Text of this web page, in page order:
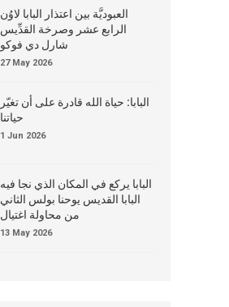
العبوديَّة بين اعتذار البابا لاوُن
الرابع عشر وصرخة القدِّيس
شارل دي فوكو
27 May 2026
البابا: حياة الله قادرة على أن تغيّر
حياتنا
1 Jun 2026
البابا يركع في المكان الذي نجا فيه
البابا القديس يوحنا بولس الثاني
من محاولة اغتيال
13 May 2026